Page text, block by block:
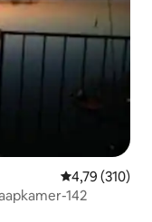
Gemiddelde
4,79 (310)
142